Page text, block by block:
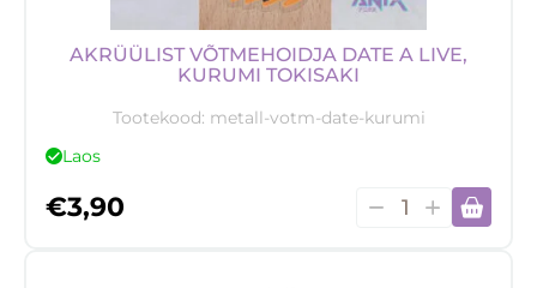
AKRÜÜLIST VÕTMEHOIDJA DATE A LIVE,
KURUMI TOKISAKI
Tootekood: metall-votm-date-kurumi
Laos
€3,90
Akrüülist
võtmehoidja